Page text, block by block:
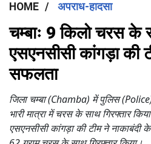
HOME अपराध-हादसा
चम्बाः 9 किलो चरस के
एसएनसीसी कांगड़ा की
सफलता
जिला चम्बा (Chamba) में पुलिस
भारी मात्रा में चरस के साथ गिरफ्तार
एसएनसीसी कांगड़ा की टीम ने नाकाबंदी